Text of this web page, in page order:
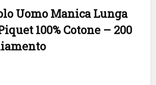
Uomo Manica Lunga
100% Cotone – 200